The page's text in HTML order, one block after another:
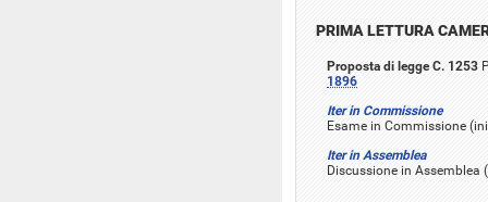
PRIMA LETTURA
Proposta di legge C. 1253
1896
Iter in Commissione
Esame in Commissione
Iter in Assemblea
Discussione in